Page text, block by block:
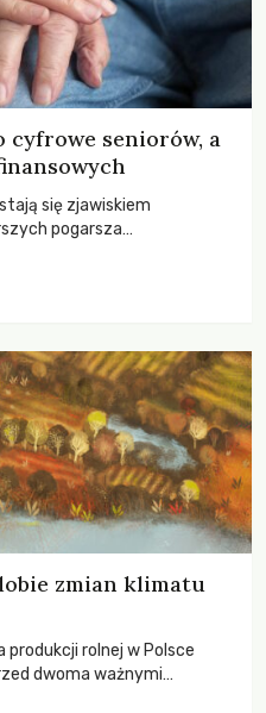
cyfrowe seniorów, a
się zjawiskiem
pogarsza
zmian klimatu
rolnej w Polsce
dwoma ważnymi